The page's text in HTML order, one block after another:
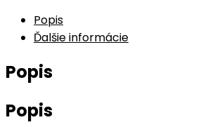
Popis
Ďalšie informácie
Popis
Popis